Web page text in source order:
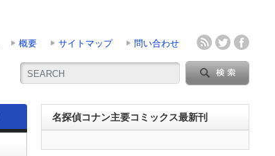
概要 サイトマップ 問い合わせ
名探偵コナン主要コミックス最新刊